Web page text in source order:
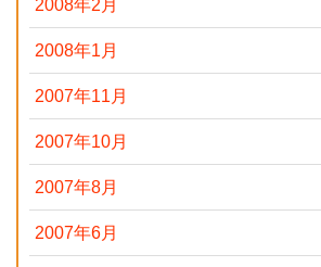
2008年2月
2008年1月
2007年11月
2007年10月
2007年8月
2007年6月